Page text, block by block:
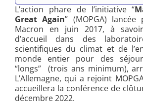
L’action phare de l’initiative “
Great Again” (MOPGA)
Macron en juin 2017, à
d’accueil dans des
scientifiques du climat et de
monde entier pour des
“longs” (trois ans minimum),
L’Allemagne, qui a rejoint
accueillera la conférence de
décembre 2022.